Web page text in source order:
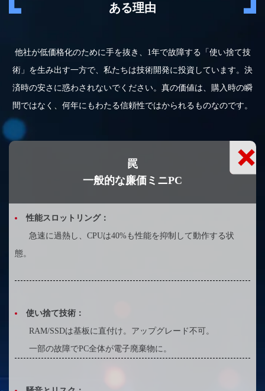
ある理由
他社が低価格化のために手を抜き、1年で故障する「使い捨て技
術」を生み出す一方で、私たちは技術開発に投資しています。決
済時の安さに惑わされないでください。真の価値は、購入時の瞬
間ではなく、何年にもわたる信頼性ではかられるものなのです。
罠
一般的な廉価ミニPC
性能スロットリング：
急速に過熱し、CPUは40%も性能を抑制して動作する状
態。
使い捨て技術：
RAM/SSDは基板に直付け。アップグレード不可。
一部の故障でPC全体が電子廃棄物に。